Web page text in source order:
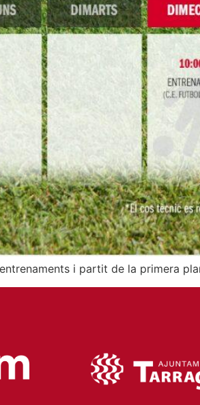
i partit de la primera